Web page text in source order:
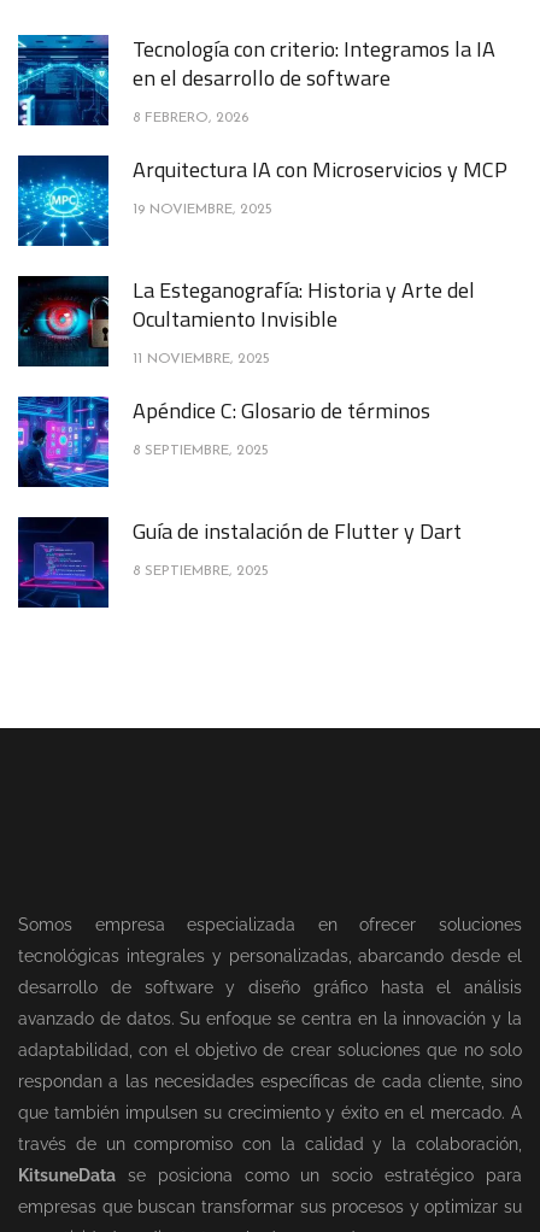
Tecnología con criterio: Integramos la IA
en el desarrollo de software
8 FEBRERO, 2026
Arquitectura IA con Microservicios y MCP
19 NOVIEMBRE, 2025
La Esteganografía: Historia y Arte del
Ocultamiento Invisible
11 NOVIEMBRE, 2025
Apéndice C: Glosario de términos
8 SEPTIEMBRE, 2025
Guía de instalación de Flutter y Dart
8 SEPTIEMBRE, 2025
Somos empresa especializada en ofrecer soluciones
tecnológicas integrales y personalizadas, abarcando desde el
desarrollo de software y diseño gráfico hasta el análisis
avanzado de datos. Su enfoque se centra en la innovación y la
adaptabilidad, con el objetivo de crear soluciones que no solo
respondan a las necesidades específicas de cada cliente, sino
que también impulsen su crecimiento y éxito en el mercado. A
través de un compromiso con la calidad y la colaboración,
KitsuneData se posiciona como un socio estratégico para
empresas que buscan transformar sus procesos y optimizar su